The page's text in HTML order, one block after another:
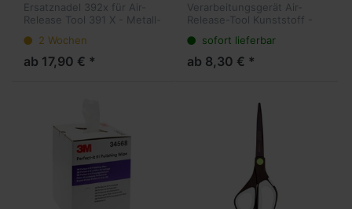
Ersatznadel 392x für Air-
Release Tool 391 X - Metall-
Abheben von Klebeband-
Abdeckungen und
Ausstechen von Blasen bei
2 Wochen
ab 17,90 € *
Verarbeitungsgerät Air-
Release-Tool Kunststoff -
zum Abheben von
Klebeband-Abdeckungen
und Ausstechen von Blasen
sofort lieferbar
ab 8,30 € *